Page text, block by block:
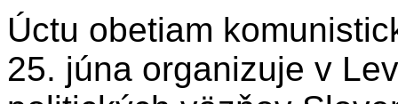
Úctu obetiam
25. júna organizuje v